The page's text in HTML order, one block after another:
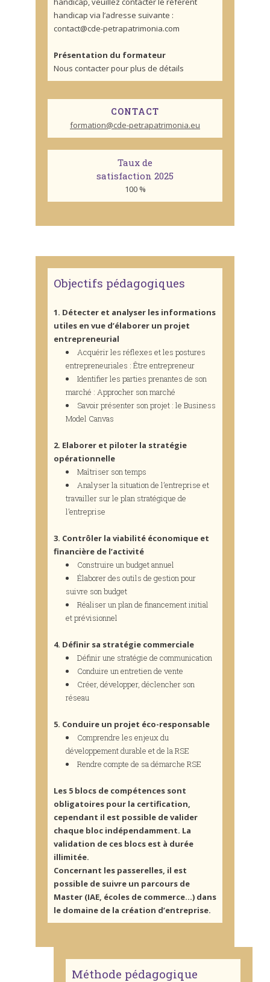
handicap via l’adresse suivante :
contact@cde-petrapatrimonia.com
Présentation du formateur
Nous contacter pour plus de détails
CONTACT
formation@cde-petrapatrimonia.eu
Taux de
satisfaction 2025
100 %
Objectifs pédagogiques
1. Détecter et analyser les informations
utiles en vue d’élaborer un projet
entrepreneurial
Acquérir les réflexes et les postures
entrepreneuriales : Être entrepreneur
Identifier les parties prenantes de son
marché : Approcher son marché
Savoir présenter son projet : le Business
Model Canvas
2. Elaborer et piloter la stratégie
opérationnelle
Maîtriser son temps
Analyser la situation de l’entreprise et
travailler sur le plan stratégique de
l’entreprise
3. Contrôler la viabilité économique et
financière de l’activité
Construire un budget annuel
Élaborer des outils de gestion pour
suivre son budget
Réaliser un plan de financement initial
et prévisionnel
4. Définir sa stratégie commerciale
Définir une stratégie de communication
Conduire un entretien de vente
Créer, développer, déclencher son
réseau
5. Conduire un projet éco-responsable
Comprendre les enjeux du
développement durable et de la RSE
Rendre compte de sa démarche RSE
Les 5 blocs de compétences sont
obligatoires pour la certification,
cependant il est possible de valider
chaque bloc indépendamment. La
validation de ces blocs est à durée
illimitée.
Concernant les passerelles, il est
possible de suivre un parcours de
Master (IAE, écoles de commerce…) dans
le domaine de la création d’entreprise.
Méthode pédagogique